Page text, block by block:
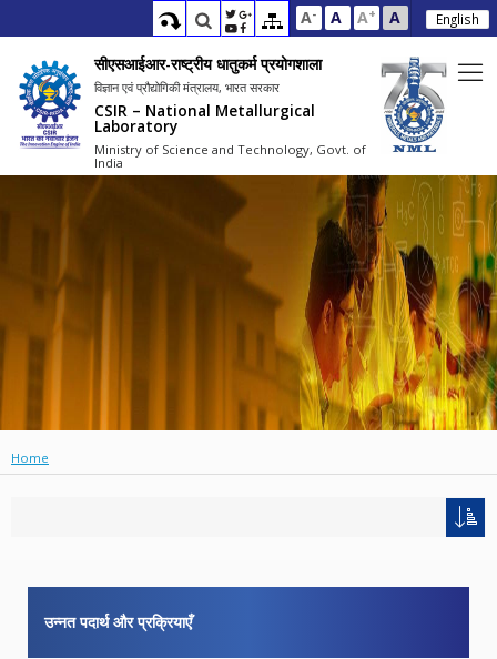
A- A A+ A English
सीएसआईआर-राष्ट्रीय धातुकर्म प्रयोगशाला
विज्ञान एवं प्रौद्योगिकी मंत्रालय, भारत सरकार
CSIR – National Metallurgical
Laboratory
Ministry of Science and Technology, Govt. of
India
Home
उन्नत पदार्थ और प्रक्रियाएँ